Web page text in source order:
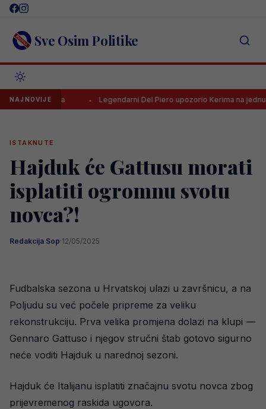
Skip
content Sve Osim Politike
NAJNOVIJE
HNL-a Legendarni Del Piero upozorio Kerima na jednu stvar
ISTAKNUTE
Hajduk će Gattusu morati
isplatiti ogromnu svotu
novca?!
Redakcija Sop·12/05/2025
Fudbalska sezona u Hrvatskoj ulazi u završnicu, a na
Poljudu su već počele pripreme za veliku
rekonstrukciju. Prva velika promjena dolazi na klupi —
Gennaro Gattuso i njegov stručni štab gotovo sigurno
neće voditi Hajduk u narednoj sezoni.
Hajduk će Italijanu isplatiti značajnu svotu novca zbog
prijevremenog raskida ugovora.